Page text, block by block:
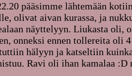
pääsimme lähtemään
olivat aivan kurassa, ja
näyttelyyn. Liukasta oli,
onneksi ennen tollereita oli
hälyyn ja katseltiin
Ravi oli ihan kamalaa :D